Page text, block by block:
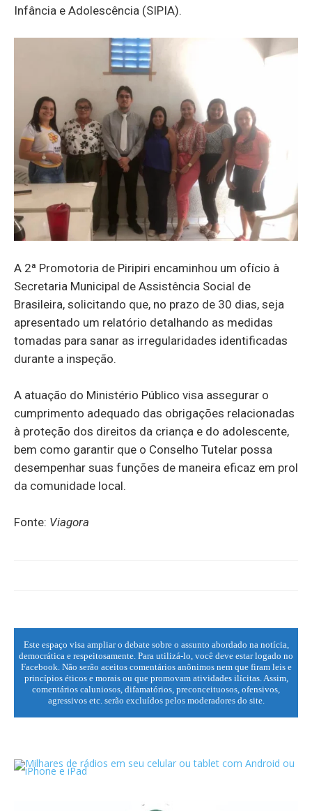
Infância e Adolescência (SIPIA).
A 2ª Promotoria de Piripiri encaminhou um ofício à
Secretaria Municipal de Assistência Social de
Brasileira, solicitando que, no prazo de 30 dias, seja
apresentado um relatório detalhando as medidas
tomadas para sanar as irregularidades identificadas
durante a inspeção.
A atuação do Ministério Público visa assegurar o
cumprimento adequado das obrigações relacionadas
à proteção dos direitos da criança e do adolescente,
bem como garantir que o Conselho Tutelar possa
desempenhar suas funções de maneira eficaz em prol
da comunidade local.
Fonte: Viagora
Este espaço visa ampliar o debate sobre o assunto abordado na notícia,
democrática e respeitosamente. Para utilizá-lo, você deve estar logado no
Facebook. Não serão aceitos comentários anônimos nem que firam leis e
princípios éticos e morais ou que promovam atividades ilícitas. Assim,
comentários caluniosos, difamatórios, preconceituosos, ofensivos,
agressivos etc. serão excluídos pelos moderadores do site.